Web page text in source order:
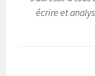
écrire et